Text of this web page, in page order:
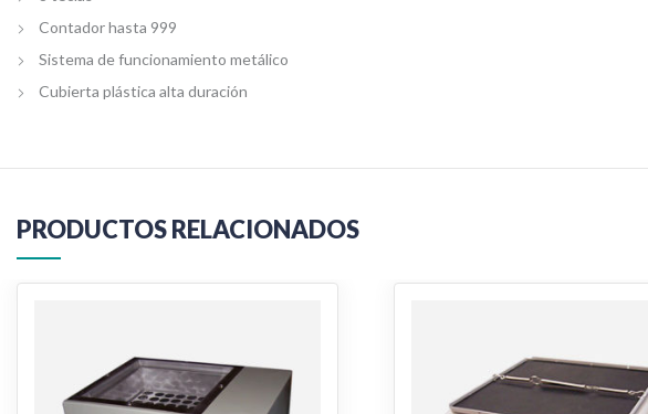
Contador hasta 999
Sistema de funcionamiento metálico
Cubierta plástica alta duración
PRODUCTOS RELACIONADOS